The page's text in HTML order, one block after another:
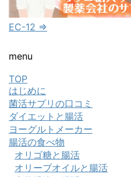
EC-12 ⇒
menu
TOP
はじめに
菌活サプリの口コミ
ダイエットと腸活
ヨーグルトメーカー
腸活の食べ物
オリゴ糖と腸活
オリーブオイルと腸活